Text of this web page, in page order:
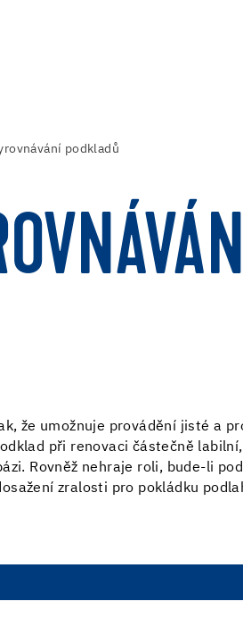
podkladů
že umožnuje provádění jisté a
při renovaci částečně
Rovněž nehraje roli, bude-li
zralosti pro pokládku